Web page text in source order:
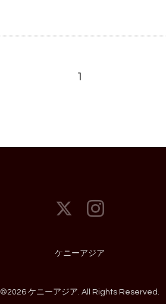
1
ケニーアジア
©2026 ケニーアジア . All Rights Reserved.